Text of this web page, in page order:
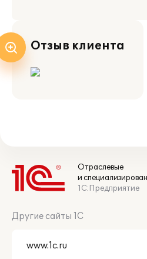
Отзыв клиента
Отраслевые
и
1С:Предприятие
Другие сайты 1С